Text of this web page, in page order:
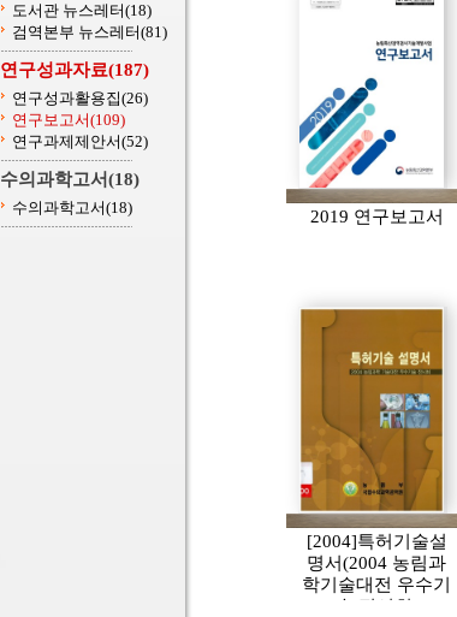
도서관 뉴스레터(18)
검역본부 뉴스레터(81)
연구성과자료(187)
연구성과활용집(26)
연구보고서(109)
연구과제제안서(52)
수의과학고서(18)
수의과학고서(18) 2019 연구보고서
[2004]특허기술설
명서(2004 농림과
학기술대전 우수기
술 전시회)